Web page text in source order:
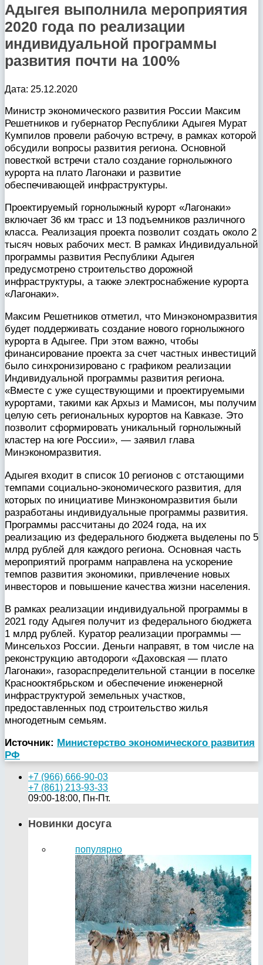
Адыгея выполнила мероприятия
2020 года по реализации
индивидуальной программы
развития почти на 100%
Дата: 25.12.2020
Министр экономического развития России Максим
Решетников и губернатор Республики Адыгея Мурат
Кумпилов провели рабочую встречу, в рамках которой
обсудили вопросы развития региона. Основной
повесткой встречи стало создание горнолыжного
курорта на плато Лагонаки и развитие
обеспечивающей инфраструктуры.
Проектируемый горнолыжный курорт «Лагонаки»
включает 36 км трасс и 13 подъемников различного
класса. Реализация проекта позволит создать около 2
тысяч новых рабочих мест. В рамках Индивидуальной
программы развития Республики Адыгея
предусмотрено строительство дорожной
инфраструктуры, а также электроснабжение курорта
«Лагонаки».
Максим Решетников отметил, что Минэкономразвития
будет поддерживать создание нового горнолыжного
курорта в Адыгее. При этом важно, чтобы
финансирование проекта за счет частных инвестиций
было синхронизировано с графиком реализации
Индивидуальной программы развития региона.
«Вместе с уже существующими и проектируемыми
курортами, такими как Архыз и Мамисон, мы получим
целую сеть региональных курортов на Кавказе. Это
позволит сформировать уникальный горнолыжный
кластер на юге России», — заявил глава
Минэкономразвития.
Адыгея входит в список 10 регионов с отстающими
темпами социально-экономического развития, для
которых по инициативе Минэкономразвития были
разработаны индивидуальные программы развития.
Программы рассчитаны до 2024 года, на их
реализацию из федерального бюджета выделены по 5
млрд рублей для каждого региона. Основная часть
мероприятий программ направлена на ускорение
темпов развития экономики, привлечение новых
инвесторов и повышение качества жизни населения.
В рамках реализации индивидуальной программы в
2021 году Адыгея получит из федерального бюджета
1 млрд рублей. Куратор реализации программы —
Минсельхоз России. Деньги направят, в том числе на
реконструкцию автодороги «Даховская — плато
Лагонаки», газораспределительной станции в поселке
Краснооктябрьском и обеспечение инженерной
инфраструктурой земельных участков,
предоставленных под строительство жилья
многодетным семьям.
Источник: Министерство экономического развития
РФ
+7 (966) 666-90-03
+7 (861) 213-93-33
09:00-18:00, Пн-Пт.
Новинки досуга
популярно